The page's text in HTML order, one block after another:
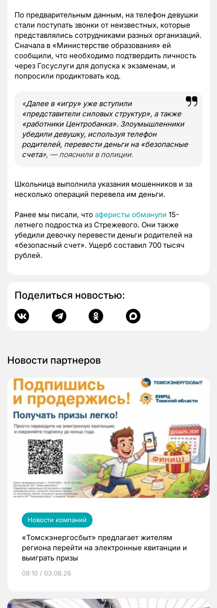
По предварительным данным, на телефон девушки
стали поступать звонки от неизвестных, которые
представлялись сотрудниками разных организаций.
Сначала в «Министерстве образования» ей
сообщили, что необходимо подтвердить личность
через Госуслуги для допуска к экзаменам, и
попросили продиктовать код.
«Далее в «игру» уже вступили
«представители силовых структур», а также
«работники Центробанка». Злоумышленники
убедили девушку, используя телефон
родителей, перевести деньги на «безопасные
счета», — пояснили в полиции.
Школьница выполнила указания мошенников и за
несколько операций перевела им деньги.
Ранее мы писали, что аферисты обманули 15-
летнего подростка из Стрежевого. Они также
убедили девочку перевести деньги родителей на
«безопасный счет». Ущерб составил 700 тысяч
рублей.
Поделиться новостью:
Новости партнеров
Новости компаний
«Томскэнергосбыт» предлагает жителям
региона перейти на электронные квитанции и
выиграть призы
09:10 / 03.08.26